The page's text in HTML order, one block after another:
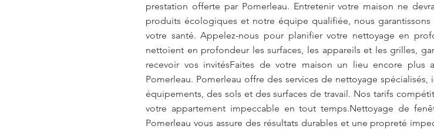
prestation offerte par Pomerleau. Entretenir votre maison ne
produits écologiques et notre équipe qualifiée, nous
votre santé. Appelez-nous pour planifier votre nettoyage en
nettoient en profondeur les surfaces, les appareils et les grilles,
recevoir vos invitésFaites de votre maison un lieu encore plus
Pomerleau. Pomerleau offre des services de nettoyage
équipements, des sols et des surfaces de travail. Nos tarifs
votre appartement impeccable en tout temps.Nettoyage de
Pomerleau vous assure des résultats durables et une propreté